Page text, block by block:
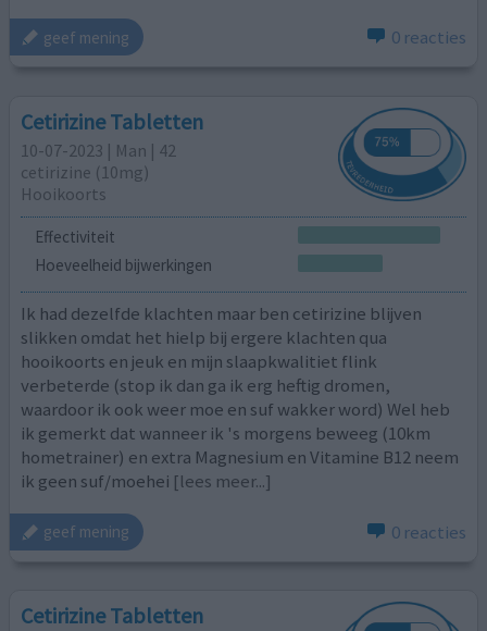
geef mening 0 reacties
Cetirizine Tabletten
10-07-2023 | Man | 42
cetirizine (10mg)
Hooikoorts
Effectiviteit
Hoeveelheid bijwerkingen
Ik had dezelfde klachten maar ben cetirizine blijven
slikken omdat het hielp bij ergere klachten qua
hooikoorts en jeuk en mijn slaapkwalitiet flink
verbeterde (stop ik dan ga ik erg heftig dromen,
waardoor ik ook weer moe en suf wakker word) Wel heb
ik gemerkt dat wanneer ik 's morgens beweeg (10km
hometrainer) en extra Magnesium en Vitamine B12 neem
ik geen suf/moehei [lees meer...]
geef mening 0 reacties
Cetirizine Tabletten